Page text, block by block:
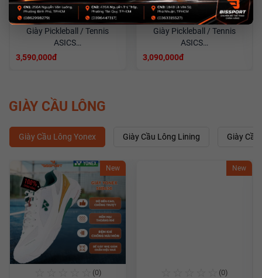
☆☆☆ ☆ ☆(0)
Giày Pickleball / Tennis
ASICS…
3,590,000đ
☆☆☆ ☆☆(0)
Giày Pickleball / Tennis
ASICS…
3,090,000đ
GIÀY CẦU LÔNG
Giày Cầu Lông Yonex Giày Cầu Lông Lining Giày
New
(0)
New
(0)